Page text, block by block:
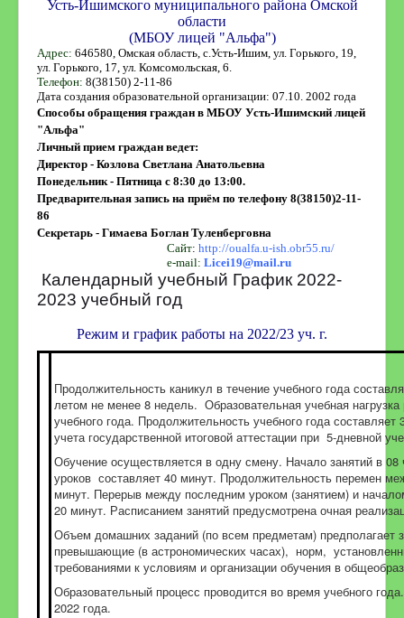
Усть-Ишимского муниципального района Омской
области
(МБОУ лицей "Альфа")
Адрес: 646580, Омская область, с.Усть-Ишим, ул. Горького, 19,
ул. Горького, 17, ул. Комсомольская, 6.
Телефон: 8(38150) 2-11-86
Дата создания образовательной организации: 07.10. 2002 года
Способы обращения граждан в МБОУ Усть-Ишимский лицей
"Альфа"
Личный прием граждан ведет:
Директор - Козлова Светлана Анатольевна
Понедельник - Пятница с 8:30 до 13:00.
Предварительная запись на приём по телефону 8(38150)2-11-
86
Секретарь - Гимаева Боглан Туленберговна
Сайт: http://oualfa.u-ish.obr55.ru/
e-mail: Licei19@mail.ru
Календарный учебный График 2022-
2023 учебный год
Режим и график работы на 2022/23 уч. г.
Продолжительность каникул в течение учебного года
летом не менее 8 недель. Образовательная учебная
учебного года. Продолжительность учебного года
учета государственной итоговой аттестации при 5-дневной
Обучение осуществляется в одну смену. Начало занятий в
уроков составляет 40 минут. Продолжительность перемен
минут. Перерыв между последним уроком (занятием) и
20 минут. Расписанием занятий предусмотрена очная
Объем домашних заданий (по всем предметам) предполагает
превышающие (в астрономических часах), норм,
требованиями к условиям и организации обучения в
Образовательный процесс проводится во время учебного
2022 года.